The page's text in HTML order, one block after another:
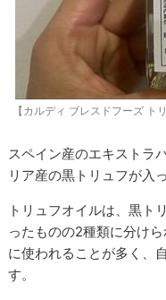
【カルディ ブレスドフーズ
スペイン産のエキストラ
リア産の黒トリュフが入
トリュフオイルは、黒ト
ったものの2種類に分け
に使われることが多く、
す。